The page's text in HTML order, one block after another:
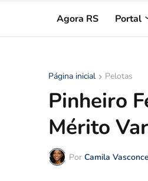
Agora RS Portal
Página inicial Pelotas
Pinheiro
Mérito
Por Camila